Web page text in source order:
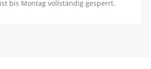
bis Montag vollständig gesperrt.